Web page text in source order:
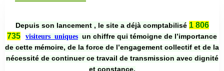
Depuis son lancement , le site a déjà comptabilisé 1 806
735
visiteurs uniques un chiffre qui témoigne de l’importance
de cette mémoire, de la force de l’engagement collectif et de la
nécessité de continuer ce travail de transmission avec dignité
et constance.